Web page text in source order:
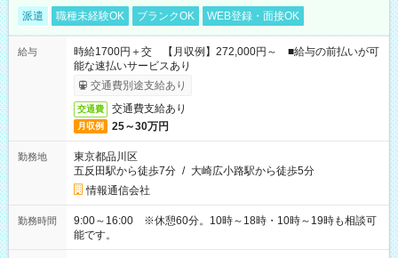
派遣 職種未経験OK ブランクOK WEB登録・面接OK
給与
時給1700円＋交 【月収例】272,000円～ ■給与の前払いが可
能な速払いサービスあり
交通費別途支給あり
交通費 交通費支給あり
月収例 25～30万円
勤務地
東京都品川区
五反田駅から徒歩7分 / 大崎広小路駅から徒歩5分
情報通信会社
勤務時間
9:00～16:00 ※休憩60分。10時～18時・10時～19時も相談可
能です。